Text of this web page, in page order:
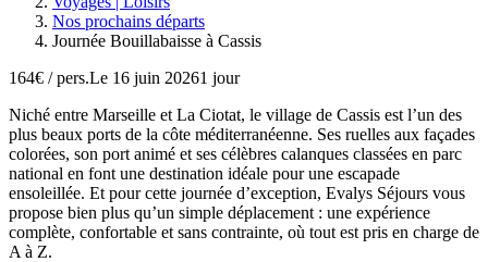
Nos prochains départs
Journée Bouillabaisse à Cassis
164€ / pers.Le 16 juin 20261 jour
Niché entre Marseille et La Ciotat, le village de Cassis est l’un des
plus beaux ports de la côte méditerranéenne. Ses ruelles aux façades
colorées, son port animé et ses célèbres calanques classées en parc
national en font une destination idéale pour une escapade
ensoleillée. Et pour cette journée d’exception, Evalys Séjours vous
propose bien plus qu’un simple déplacement : une expérience
complète, confortable et sans contrainte, où tout est pris en charge de
A à Z.